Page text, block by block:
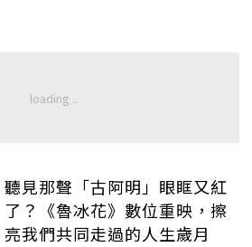
聽見那聲「古阿明」眼眶又紅
了？《魯冰花》數位重映，擦
亮我們共同走過的人生歲月